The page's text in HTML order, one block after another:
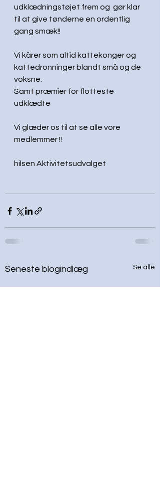
udklædningstøjet frem og  gør klar
til at give tønderne en ordentlig
gang smæk!!
Vi kårer som altid kattekonger og
kattedronninger blandt små og de
voksne.
Samt præmier for flotteste
udklædte
Vi glæder os til at se alle vore
medlemmer !!
hilsen Aktivitetsudvalget
Seneste blogindlæg Se alle